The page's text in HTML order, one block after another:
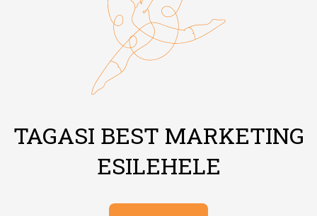
TAGASI BEST MARKETING
ESILEHELE